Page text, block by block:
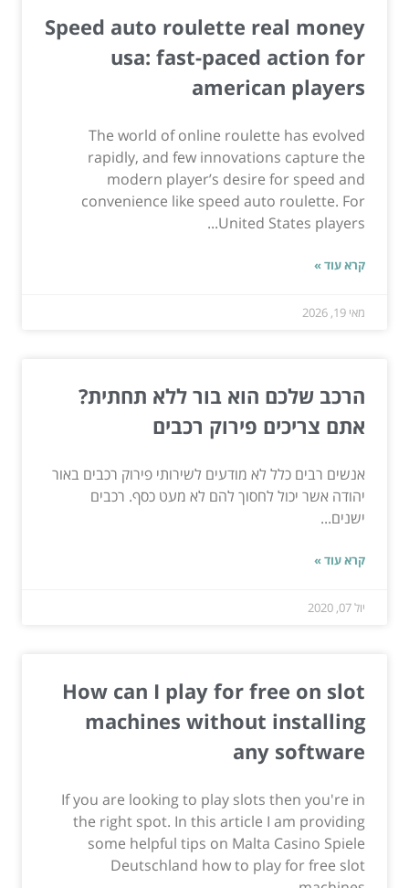
Speed auto roulette real money
usa: fast-paced action for
american players
The world of online roulette has evolved
rapidly, and few innovations capture the
modern player’s desire for speed and
convenience like speed auto roulette. For
United States players...
קרא עוד »
מאי 19, 2026
הרכב שלכם הוא בור ללא תחתית?
אתם צריכים פירוק רכבים
אנשים רבים כלל לא מודעים לשירותי פירוק רכבים באור
יהודה אשר יכול לחסוך להם לא מעט כסף. רכבים
ישנים...
קרא עוד »
יול 07, 2020
How can I play for free on slot
machines without installing
any software
If you are looking to play slots then you're in
the right spot. In this article I am providing
some helpful tips on Malta Casino Spiele
Deutschland how to play for free slot